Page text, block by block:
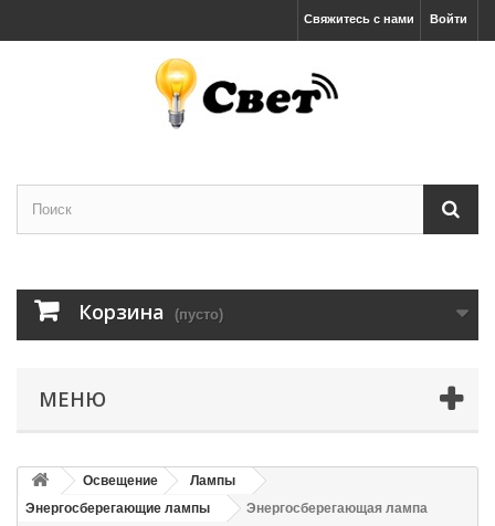
Войти
Свяжитесь с нами
Корзина (пусто)
МЕНЮ
Освещение
Лампы
Энергосберегающие лампы
Энергосберегающая лампа